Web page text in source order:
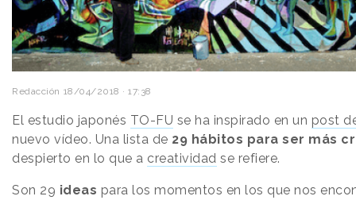
Redacción 18/04/2018 · 17:38
El estudio japonés TO-FU se ha inspirado en un post
nuevo vídeo. Una lista de 29 hábitos para ser más
despierto en lo que a creatividad se refiere.
Son 29 ideas para los momentos en los que nos